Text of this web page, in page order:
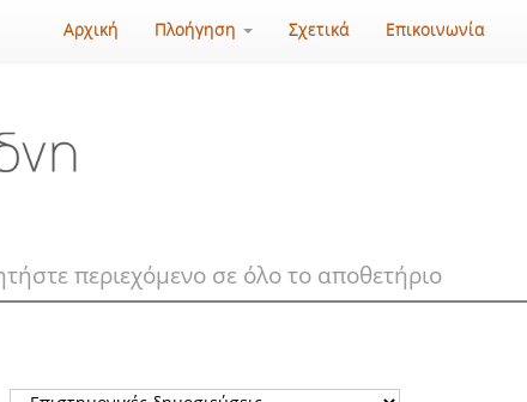
Αρχική Πλοήγηση Σχετικά Επικοινωνία